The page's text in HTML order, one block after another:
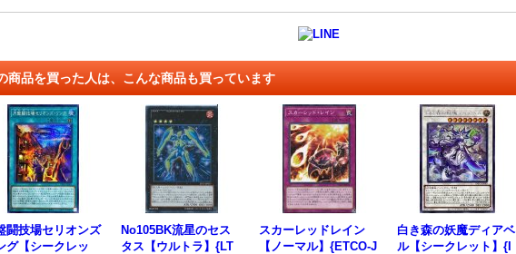
商品を買った人は、こんな商品も買っています
闘技場セリオンズ
グ【シークレッ
No105BK流星のセス
タス【ウルトラ】{LT
スカーレッドレイン
【ノーマル】{ETCO-J
白き森の妖魔ディアベ
ル【シークレット】{I